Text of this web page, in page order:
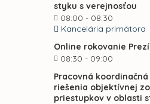
styku s verejnosťou
08:00 - 08:30
Kancelária primátora
Online rokovanie
08:30 - 09:00
Pracovná
riešenia objektívnej
priestupkov v oblasti